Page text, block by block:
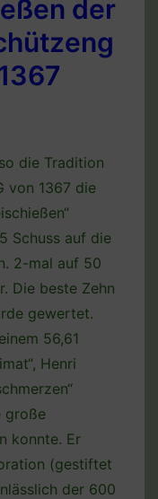
der
die Tradition
von 1367 die
Schuss auf die
2-mal auf 50
Die beste Zehn
gewertet.
56,61
Henri
große
konnte. Er
(gestiftet
der 600